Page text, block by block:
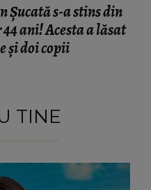
s-a stins din
ani! Acesta a lăsat
și doi copii
TINE